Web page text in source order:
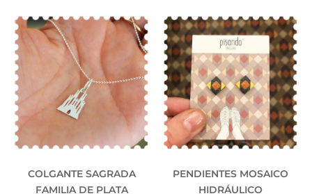
COLGANTE SAGRADA
FAMILIA DE PLATA
PENDIENTES MOSAICO
HIDRÁULICO